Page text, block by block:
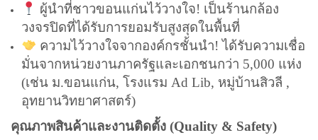
ผู้นำที่ชาวขอนแก่นไว้วางใจ! เป็นร้านกล้อง
วงจรปิดที่ได้รับการยอมรับสูงสุดในพื้นที่
ความไว้วางใจจากองค์กรชั้นนำ! ได้รับความเชื่อ
มั่นจากหน่วยงานภาครัฐและเอกชนกว่า 5,000 แห่ง
(เช่น ม.ขอนแก่น, โรงแรม Ad Lib, หมู่บ้านสิวลี ,
อุทยานวิทยาศาสตร์)
คุณภาพสินค้าและงานติดตั้ง (Quality & Safety)